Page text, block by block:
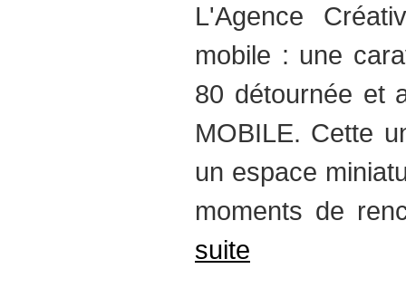
L'Agence
mobile : une
80 détournée et
MOBILE. Cette
un espace
moments de
suite